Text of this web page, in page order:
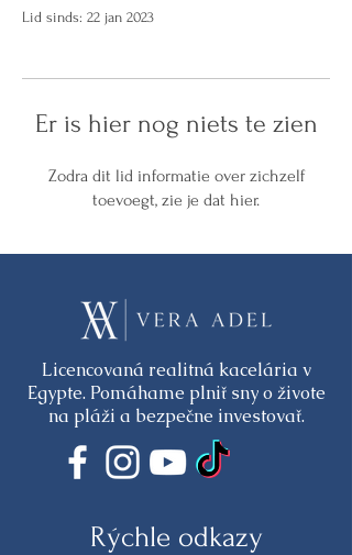
Lid sinds: 22 jan 2023
Er is hier nog niets te zien
Zodra dit lid informatie over zichzelf
toevoegt, zie je dat hier.
Licencovaná realitná kacelária v
Egypte. Pomáhame plniť sny o živote
na pláži a bezpečne investovať.
Rýchle odkazy